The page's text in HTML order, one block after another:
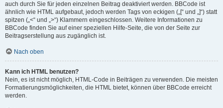
auch durch Sie für jeden einzelnen Beitrag deaktiviert werden. BBCode ist
ähnlich wie HTML aufgebaut, jedoch werden Tags von eckigen („[“ und „]“) statt
spitzen („<“ und „>“) Klammern eingeschlossen. Weitere Informationen zu
BBCode finden Sie auf einer speziellen Hilfe-Seite, die von der Seite zur
Beitragserstellung aus zugänglich ist.
Nach oben
Kann ich HTML benutzen?
Nein, es ist nicht möglich, HTML-Code in Beiträgen zu verwenden. Die meisten
Formatierungsmöglichkeiten, die HTML bietet, können über BBCode erreicht
werden.